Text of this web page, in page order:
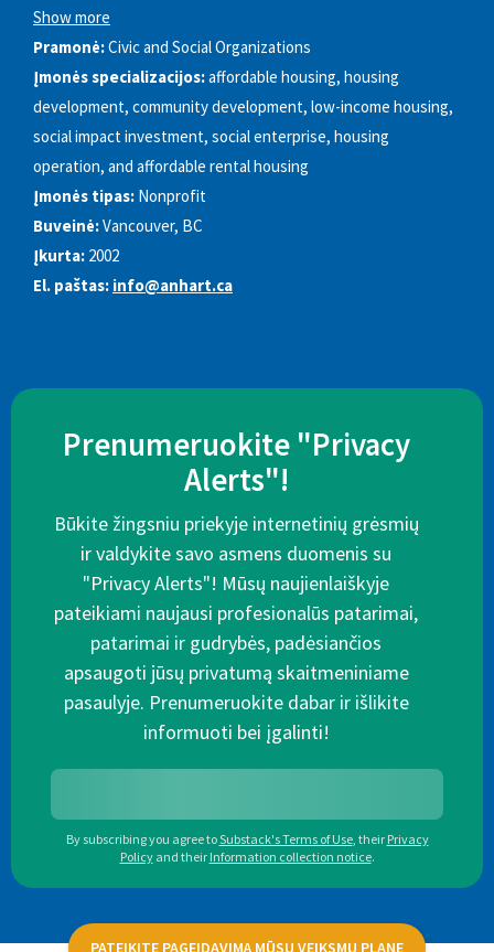
Show more
Pramonė:Civic and Social Organizations
Įmonės specializacijos:affordable housing, housing
development, community development, low-income housing,
social impact investment, social enterprise, housing
operation, and affordable rental housing
Įmonės tipas: Nonprofit
Buveinė:Vancouver, BC
Įkurta: 2002
El. paštas: info@anhart.ca
Prenumeruokite "Privacy
Alerts"!
Būkite žingsniu priekyje internetinių grėsmių
ir valdykite savo asmens duomenis su
"Privacy Alerts"! Mūsų naujienlaiškyje
pateikiami naujausi profesionalūs patarimai,
patarimai ir gudrybės, padėsiančios
apsaugoti jūsų privatumą skaitmeniniame
pasaulyje. Prenumeruokite dabar ir išlikite
informuoti bei įgalinti!
By subscribing you agree toSubstack's Terms of Use, their Privacy
Policy and their Information collection notice.
PATEIKITE PAGEIDAVIMĄ MŪSŲ VEIKSMŲ PLANE